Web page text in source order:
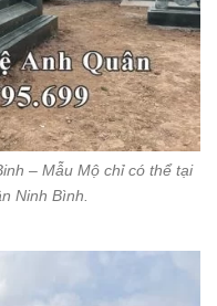
– Mẫu Mộ chỉ có thể tại
Ninh Bình.